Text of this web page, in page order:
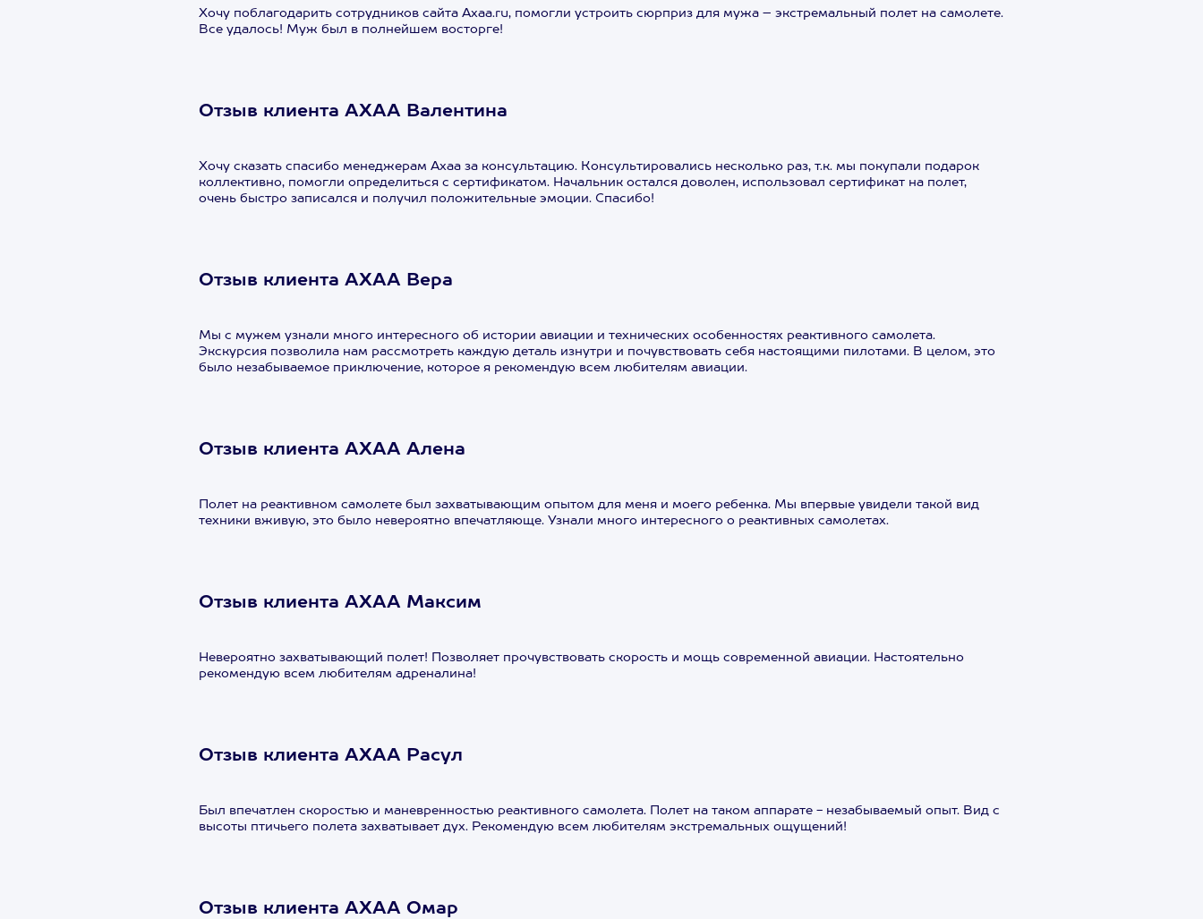
Хочу поблагодарить сотрудников сайта Axaa.ru, помогли устроить сюрприз для мужа – экстремальный полет на самолете.
Все удалось! Муж был в полнейшем восторге!
Отзыв клиента АХАА Валентина
Хочу сказать спасибо менеджерам Ахаа за консультацию. Консультировались несколько раз, т.к. мы покупали подарок
коллективно, помогли определиться с сертификатом. Начальник остался доволен, использовал сертификат на полет,
очень быстро записался и получил положительные эмоции. Спасибо!
Отзыв клиента АХАА Вера
Мы с мужем узнали много интересного об истории авиации и технических особенностях реактивного самолета.
Экскурсия позволила нам рассмотреть каждую деталь изнутри и почувствовать себя настоящими пилотами. В целом, это
было незабываемое приключение, которое я рекомендую всем любителям авиации.
Отзыв клиента АХАА Алена
Полет на реактивном самолете был захватывающим опытом для меня и моего ребенка. Мы впервые увидели такой вид
техники вживую, это было невероятно впечатляюще. Узнали много интересного о реактивных самолетах.
Отзыв клиента АХАА Максим
Невероятно захватывающий полет! Позволяет прочувствовать скорость и мощь современной авиации. Настоятельно
рекомендую всем любителям адреналина!
Отзыв клиента АХАА Расул
Был впечатлен скоростью и маневренностью реактивного самолета. Полет на таком аппарате - незабываемый опыт. Вид с
высоты птичьего полета захватывает дух. Рекомендую всем любителям экстремальных ощущений!
Отзыв клиента АХАА Омар